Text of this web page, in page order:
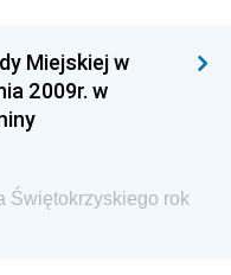
Dziedzictwa
i Polityki
Straży
Miejskiej w
2009r. w
Świętokrzyskiego rok